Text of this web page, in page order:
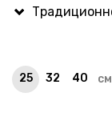
25 32 40 см